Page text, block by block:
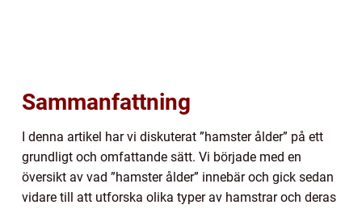
Sammanfattning
I denna artikel har vi diskuterat ”hamster ålder” på ett
grundligt och omfattande sätt. Vi började med en
översikt av vad ”hamster ålder” innebär och gick sedan
vidare till att utforska olika typer av hamstrar och deras